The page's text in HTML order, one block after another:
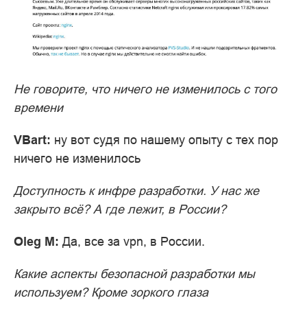
Не говорите, что ничего не изменилось с того
времени
VBart: ну вот судя по нашему опыту с тех пор
ничего не изменилось
Доступность к инфре разработки. У нас же
закрыто всё? А где лежит, в России?
Oleg M: Да, все за vpn, в России.
Какие аспекты безопасной разработки мы
используем? Кроме зоркого глаза